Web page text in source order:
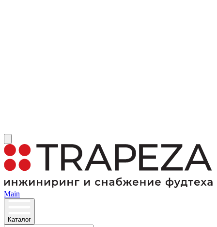
Main
Каталог